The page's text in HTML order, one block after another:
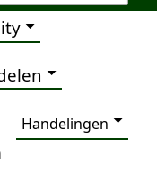
Handelingen